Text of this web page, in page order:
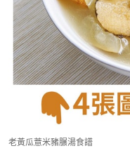
老黃瓜薏米豬𦟌湯食譜